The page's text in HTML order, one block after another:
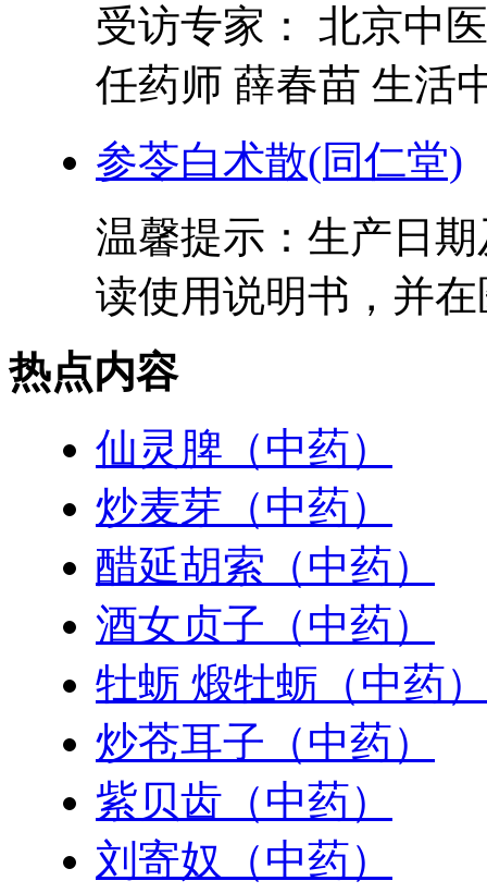
受访专家： 北京中
任药师 薛春苗 生活
参苓白术散(同仁堂)
温馨提示：生产日
读使用说明书，并
热点内容
仙灵脾（中药）
炒麦芽（中药）
醋延胡索（中药）
酒女贞子（中药）
牡蛎 煅牡蛎（中药）
炒苍耳子（中药）
紫贝齿（中药）
刘寄奴（中药）